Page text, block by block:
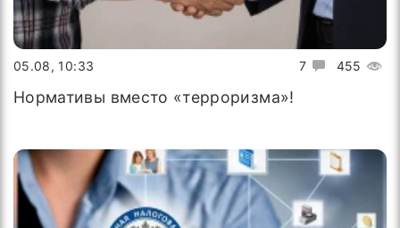
7 455
05.08, 10:33
Нормативы вместо «терроризма»!